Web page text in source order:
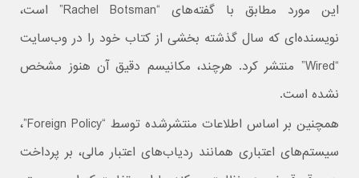
این مورد مطابق با گفته‌های “Rachel Botsman” است،
نویسنده‌ای که سال گذشته بخشی از کتاب خود را در وب‌سایت
“Wired” منتشر کرد. هرچند، مکانیسم دقیق آن هنوز مشخص
نشده است.
همچنین بر اساس اطلاعات منتشرشده توسط “Foreign Policy”،
سیستم‌های اعتباری همانند ردیاب‌های اعتبار مالی، بر پرداخت